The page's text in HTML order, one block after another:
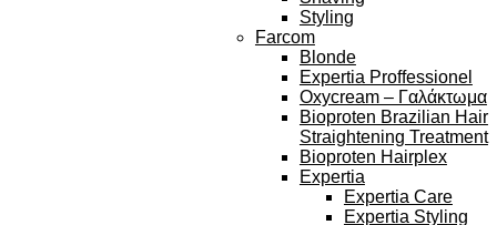
Styling
Farcom
Blonde
Expertia Proffessionel
Oxycream – Γαλάκτωμα
Bioproten Brazilian Hair
Straightening Treatment
Bioproten Hairplex
Expertia
Expertia Care
Expertia Styling